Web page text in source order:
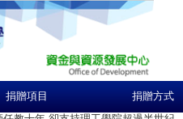
捐贈項目 捐贈方式